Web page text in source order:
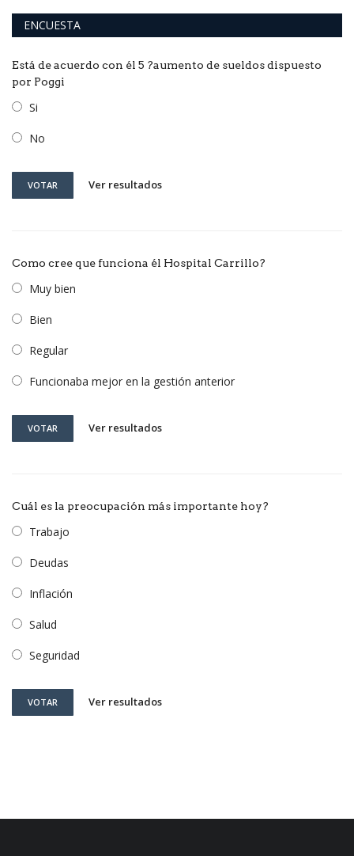
ENCUESTA
Está de acuerdo con él 5 ?aumento de sueldos dispuesto
por Poggi
Si
No
VOTAR Ver resultados
Como cree que funciona él Hospital Carrillo?
Muy bien
Bien
Regular
Funcionaba mejor en la gestión anterior
VOTAR Ver resultados
Cuál es la preocupación más importante hoy?
Trabajo
Deudas
Inflación
Salud
Seguridad
VOTAR Ver resultados